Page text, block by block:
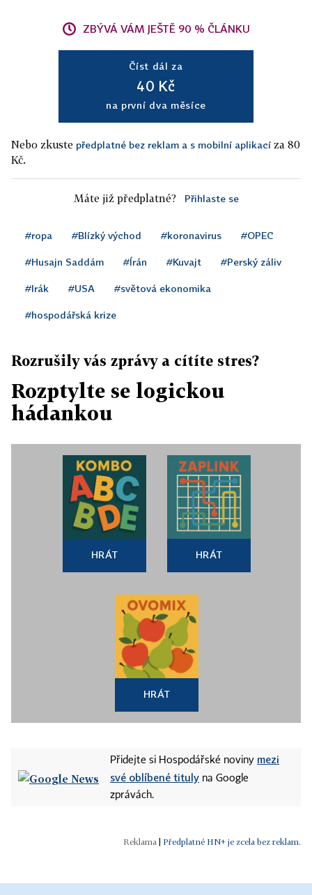
ZBÝVÁ VÁM JEŠTĚ 90 % ČLÁNKU
Číst dál za
40 Kč
na první dva měsíce
Nebo zkuste předplatné bez reklam a s mobilní aplikací za 80
Kč.
Máte již předplatné? Přihlaste se
#ropa #Blízký východ #koronavirus #OPEC
#Husajn Saddám #Írán #Kuvajt #Perský záliv
#Irák #USA #světová ekonomika
#hospodářská krize
Rozrušily vás zprávy a cítíte stres?
Rozptylte se logickou
hádankou
HRÁT HRÁT
HRÁT
Přidejte si Hospodářské noviny mezi
své oblíbené tituly na Google
zprávách.
Předplatné HN+ je zcela bez reklam.